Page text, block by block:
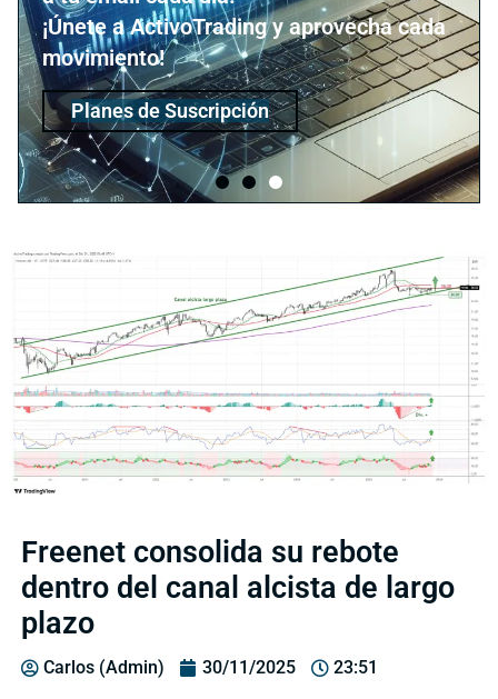
¡Únete a ActivoTrading y aprovecha cada
movimiento!
Planes de Suscripción
Freenet consolida su rebote
dentro del canal alcista de largo
plazo
Carlos (Admin) 30/11/2025 23:51